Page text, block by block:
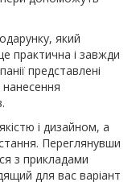
який
практична і завжди
представлені
нанесення
і дизайном, а
Переглянувши
з прикладами
для вас варіант